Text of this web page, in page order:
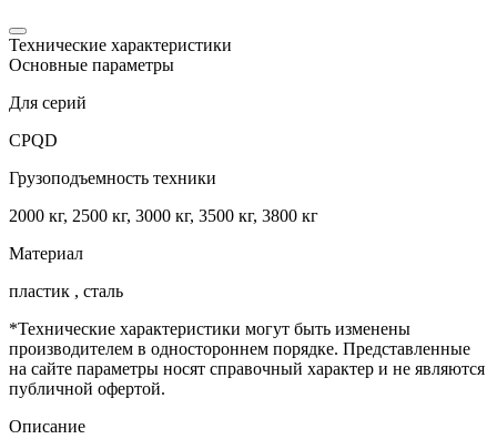
Технические характеристики
Основные параметры
Для серий
CPQD
Грузоподъемность техники
2000 кг, 2500 кг, 3000 кг, 3500 кг, 3800 кг
Материал
пластик , сталь
*Технические характеристики могут быть изменены
производителем в одностороннем порядке. Представленные
на сайте параметры носят справочный характер и не являются
публичной офертой.
Описание